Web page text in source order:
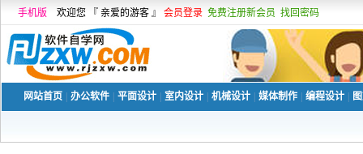
手机版 欢迎您 『 亲爱的游客 』 会员登录 免费注册新会员 找回密码
网站首页 办公软件 平面设计 室内设计 机械设计 媒体制作 编程设计